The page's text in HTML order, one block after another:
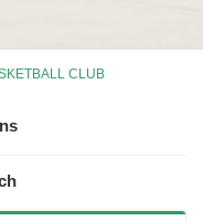
CLUB